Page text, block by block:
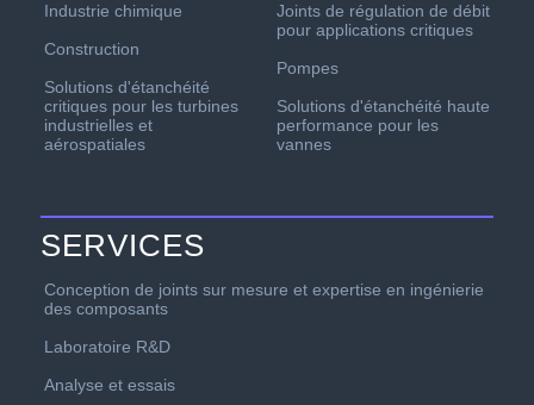
Industrie chimique
Construction
Solutions d'étanchéité
critiques pour les turbines
industrielles et
aérospatiales
Joints de régulation de débit
pour applications critiques
Pompes
Solutions d'étanchéité haute
performance pour les
vannes
SERVICES
Conception de joints sur mesure et expertise en ingénierie
des composants
Laboratoire R&D
Analyse et essais